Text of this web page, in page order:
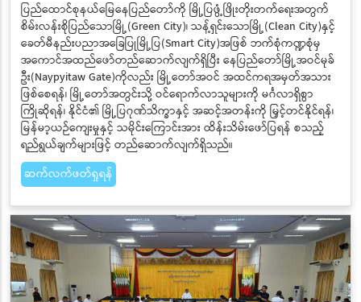
ပြည်ထောင်စုနယ်မြေနေပြည်တော်ကို မြို့ပြဖွံ့ဖြိုးတိုးတက်ရေးအတွက်
စိမ်းလန်းစိုပြည်သောမြို့(Green City)၊ သန့်ရှင်းသောမြို့(Clean City)နှင့်
ခေတ်မီနည်းပညာအခြေပြုမြို့ပြ(Smart City)အဖြစ် ဘက်စုံကဏ္ဍစုံမှ
အကောင်အထည်ဖော်တည်ဆောက်လျက်ရှိပြီး နေပြည်တော်မြို့အဝင်မုခ်
ဦး(Naypyitaw Gate)ကိုလည်း မြို့တော်အဝင် အထင်ကရအမှတ်အသား
ဖြစ်စေရန်၊ မြို့တော်အတွင်းသို့ ဝင်ရောက်လာသူများကို မင်္ဂလာရှိစွာ
ကြိုဆိုရန်၊ နိုင်ငံ၏ မြို့ပြဂုဏ်သိက္ခာနှင့် အဆင့်အတန်းကို မြှင့်တင်နိုင်ရန်၊
မြန်မာ့ယဉ်ကျေးမှုနှင့် သမိုင်းကြောင်းအား ထိန်းသိမ်းဖော်ပြရန် စသည့်
ရည်ရွယ်ချက်များဖြင့် တည်ဆောက်လျက်ရှိသည်။
ဆက်လက်ဖတ်ရှုရန်